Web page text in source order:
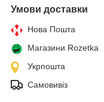
Умови доставки
Нова Пошта
Магазини Rozetka
Укрпошта
Самовивіз